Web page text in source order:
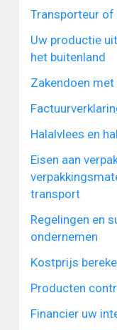
Transporteur of
Uw productie
het buitenland
Zakendoen
Halalvlees en
Eisen aan
transport
Regelingen en
ondernemen
Kostprijs
Producten
Financier uw